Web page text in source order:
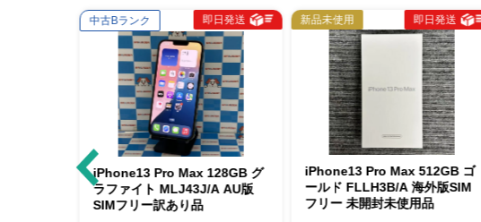
中古Bランク 即日発送
iPhone13 Pro Max 128GB グ
ラファイト MLJ43J/A AU版
SIMフリー訳あり品
新品未使用 即日発送
iPhone13 Pro Max 512GB ゴ
ールド FLLH3B/A 海外版SIM
フリー 未開封未使用品